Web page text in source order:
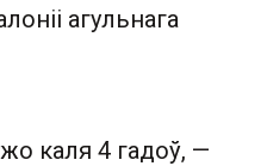
агульнага
каля 4 гадоў, —